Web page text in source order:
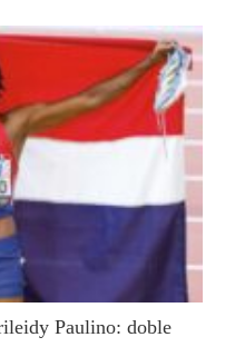
Paulino: doble